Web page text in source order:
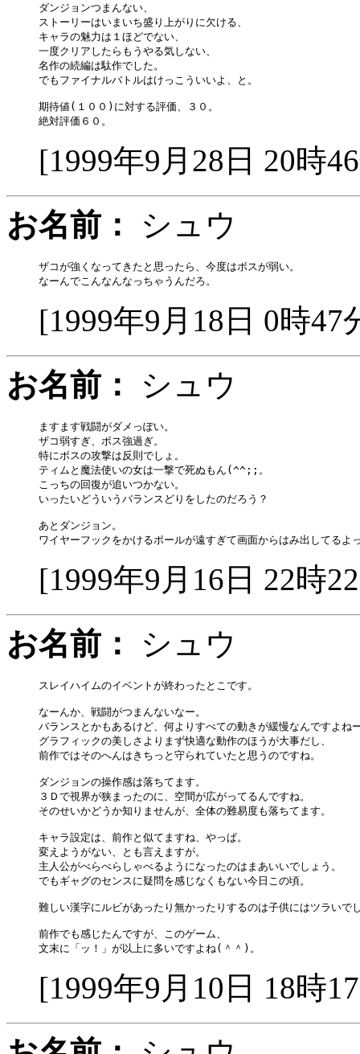
ダンジョンつまんない、
ストーリーはいまいち盛り上がりに欠ける、
キャラの魅力は１ほどでない、
一度クリアしたらもうやる気しない、
名作の続編は駄作でした。
でもファイナルバトルはけっこういいよ、と。
期待値(１００)に対する評価、３０。
[1999年9月28日 20時
お名前：
シュウ
ザコが強くなってきたと思ったら、今度はボスが弱い。
[1999年9月18日 0時47
お名前：
シュウ
ますます戦闘がダメっぽい。
ザコ弱すぎ、ボス強過ぎ。
特にボスの攻撃は反則でしょ。
ティムと魔法使いの女は一撃で死ぬもん(^^;;。
こっちの回復が追いつかない。
いったいどういうバランスどりをしたのだろう？
あとダンジョン。
[1999年9月16日 22時
お名前：
シュウ
スレイハイムのイベントが終わったとこです。
なーんか、戦闘がつまんないなー。
バランスとかもあるけど、何よりすべての動きが緩慢なんですよね
グラフィックの美しさよりまず快適な動作のほうが大事だし、
前作ではそのへんはきちっと守られていたと思うのですね。
ダンジョンの操作感は落ちてます。
３Ｄで視界が狭まったのに、空間が広がってるんですね。
そのせいかどうか知りませんが、全体の難易度も落ちてます。
キャラ設定は、前作と似てますね、やっぱ。
変えようがない、とも言えますが。
主人公がべらべらしゃべるようになったのはまあいいでしょう。
でもギャグのセンスに疑問を感じなくもない今日この頃。
難しい漢字にルビがあったり無かったりするのは子供にはツラいで
前作でも感じたんですが、このゲーム、
[1999年9月10日 18時